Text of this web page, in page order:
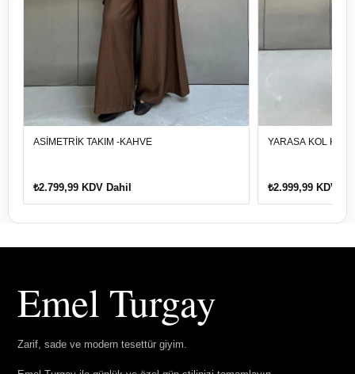
ASİMETRİK TAKIM -KAHVE
₺2.799,99 KDV Dahil
YARASA KOL
₺2.999,99 KDV
Emel Turgay
Zarif, sade ve modern tesettür giyim.